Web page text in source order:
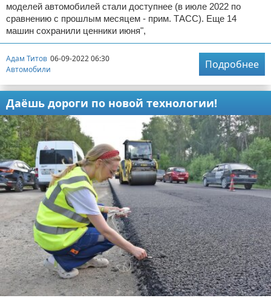
моделей автомобилей стали доступнее (в июле 2022 по
сравнению с прошлым месяцем - прим. ТАСС). Еще 14
машин сохранили ценники июня",
Адам Титов 06-09-2022 06:30
Автомобили
Подробнее
Даёшь дороги по новой технологии!